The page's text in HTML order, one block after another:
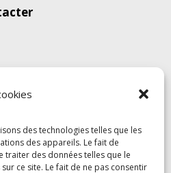
des technologies telles que les
des appareils. Le fait de
traiter des données telles que le
ce site. Le fait de ne pas consentir